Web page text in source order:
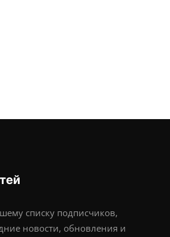
списку подписчиков,
новости, обновления и